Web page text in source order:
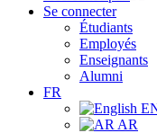
Se connecter
Étudiants
Employés
Enseignants
Alumni
FR
AR